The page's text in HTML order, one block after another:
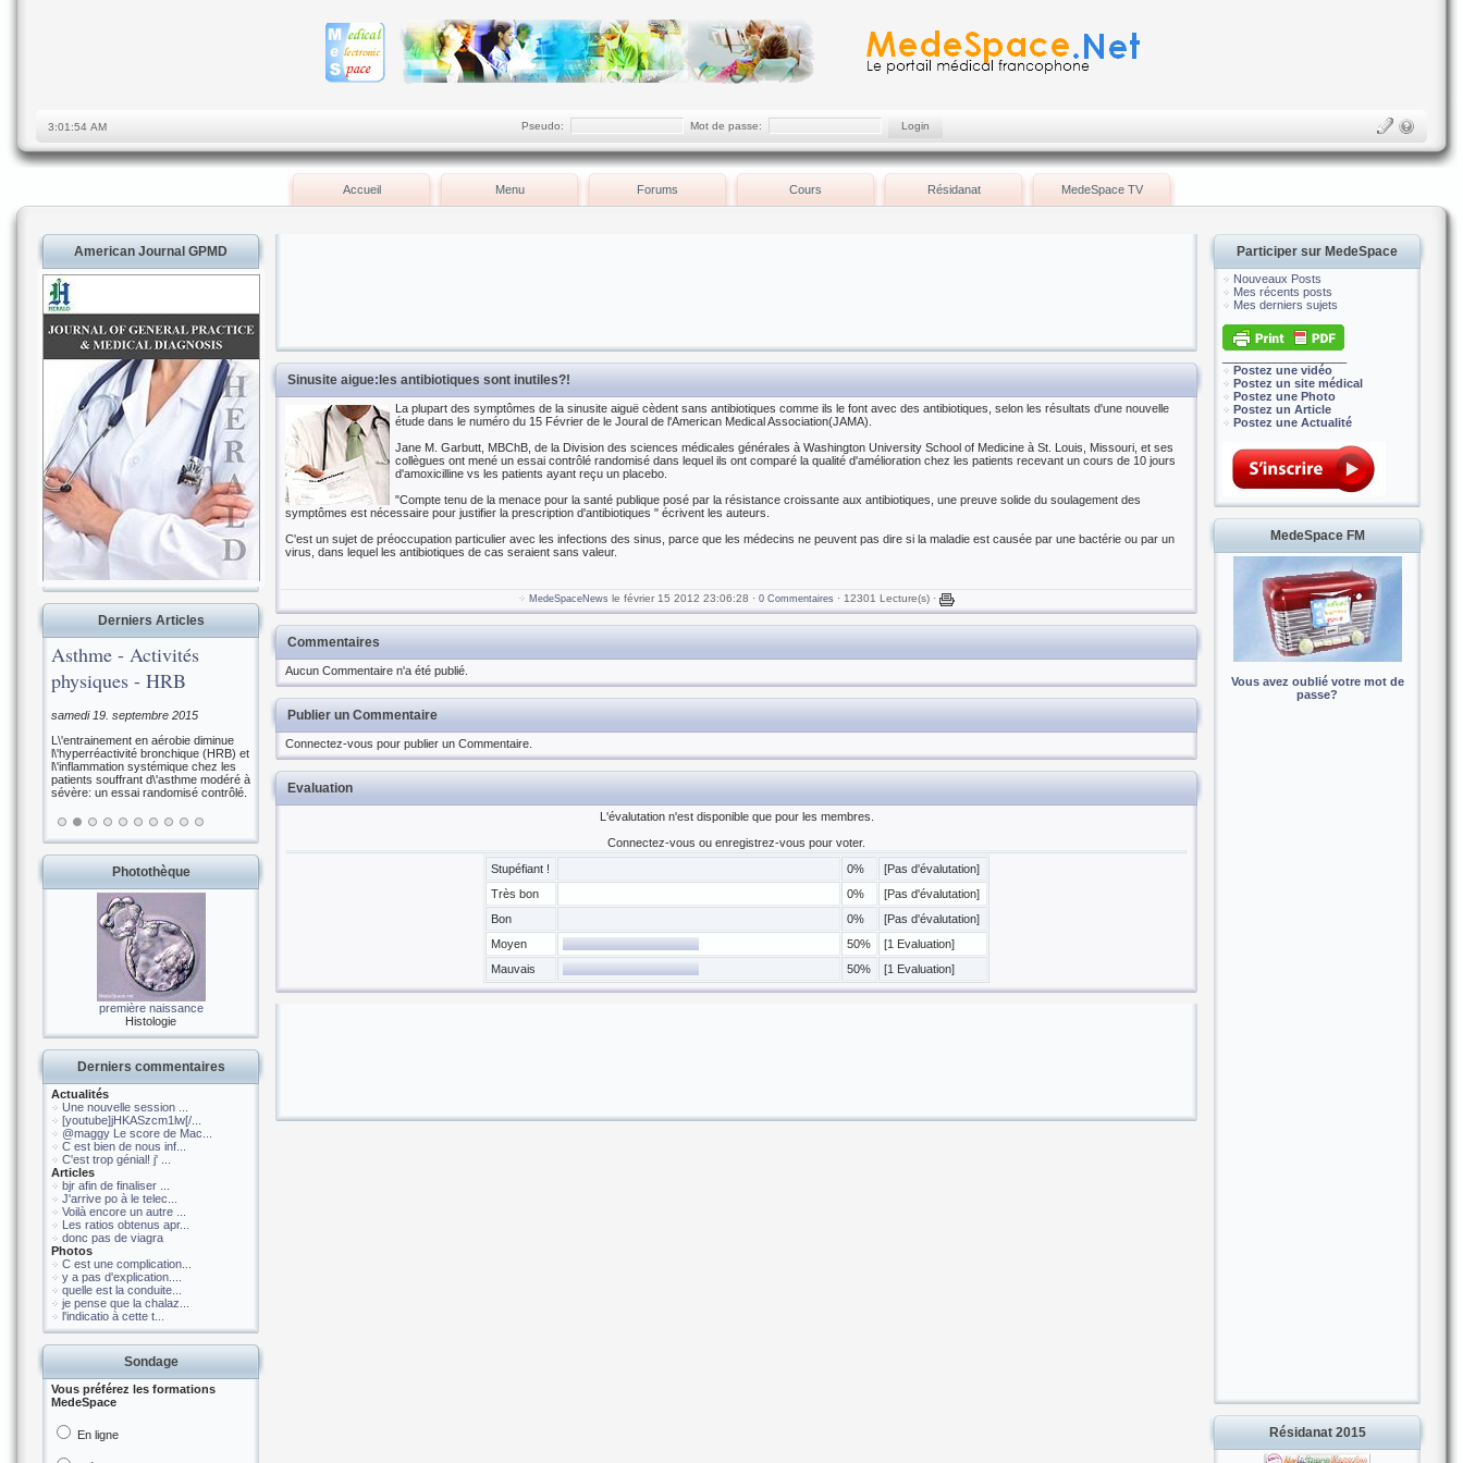
Pseudo: Mot de passe:
Accueil Menu Forums Cours Résidanat MedeSpace TV
American Journal GPMD
Derniers Articles
Asthme - Activités
physiques - HRB
samedi 19. septembre 2015
L\'entrainement en aérobie diminue
l\'hyperréactivité bronchique (HRB) et
l\'inflammation systémique chez les
patients souffrant d\'asthme modéré à
sévère: un essai randomisé contrôlé.
Photothèque
première naissance
Histologie
Derniers commentaires
Actualités
Une nouvelle session ...
[youtube]jHKASzcm1lw[/...
@maggy Le score de Mac...
C est bien de nous inf...
C'est trop génial! j' ...
Articles
bjr afin de finaliser ...
J'arrive po à le telec...
Voilà encore un autre ...
Les ratios obtenus apr...
donc pas de viagra
Photos
C est une complication...
y a pas d'explication....
quelle est la conduite...
je pense que la chalaz...
l'indicatio à cette t...
Sondage
Vous préférez les formations
MedeSpace
En ligne
Sinusite aigue:les antibiotiques sont inutiles?!
La plupart des symptômes de la sinusite aiguë cèdent sans antibiotiques comme ils le font avec des antibiotiques, selon les résultats d'une nouvelle
étude dans le numéro du 15 Février de le Joural de l'American Medical Association(JAMA).
Jane M. Garbutt, MBChB, de la Division des sciences médicales générales à Washington University School of Medicine à St. Louis, Missouri, et ses
collègues ont mené un essai contrôlé randomisé dans lequel ils ont comparé la qualité d'amélioration chez les patients recevant un cours de 10 jours
d'amoxicilline vs les patients ayant reçu un placebo.
"Compte tenu de la menace pour la santé publique posé par la résistance croissante aux antibiotiques, une preuve solide du soulagement des
symptômes est nécessaire pour justifier la prescription d'antibiotiques " écrivent les auteurs.
C'est un sujet de préoccupation particulier avec les infections des sinus, parce que les médecins ne peuvent pas dire si la maladie est causée par une bactérie ou par un
virus, dans lequel les antibiotiques de cas seraient sans valeur.
MedeSpaceNews le février 15 2012 23:06:28 · 0 Commentaires · 12301 Lecture(s) ·
Commentaires
Aucun Commentaire n'a été publié.
Publier un Commentaire
Connectez-vous pour publier un Commentaire.
Evaluation
L'évalutation n'est disponible que pour les membres.
Connectez-vous ou enregistrez-vous pour voter.
Stupéfiant ! 0%
[Pas d'évalutation]
Très bon
0%
[Pas d'évalutation]
Bon
0%
[Pas d'évalutation]
Moyen
50%
[1 Evaluation]
Mauvais
50% [1 Evaluation]
Participer sur MedeSpace
Nouveaux Posts
Mes récents posts
Mes derniers sujets
Postez une vidéo
Postez un site médical
Postez une Photo
Postez un Article
Postez une Actualité
MedeSpace FM
Vous avez oublié votre mot de
passe?
Résidanat 2015